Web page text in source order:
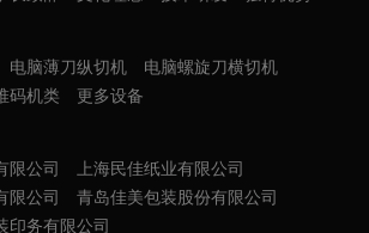
电脑薄刀纵切机
电脑螺旋刀横切机
码机类
更多设备
限公司
上海民佳纸业有限公司
限公司
青岛佳美包装股份有限公司
印务有限公司